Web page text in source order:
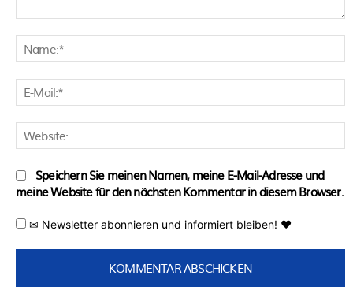
Speichern Sie meinen Namen, meine E-Mail-Adresse und
meine Website für den nächsten Kommentar in diesem Browser.
✉ Newsletter abonnieren und informiert bleiben! ♥